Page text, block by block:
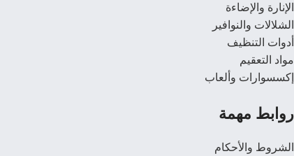
الإنارة والإضاءة
الشلالات والنوافير
أدوات التنظيف
مواد التعقيم
إكسسوارات وألعاب
روابط مهمة
الشروط والأحكام